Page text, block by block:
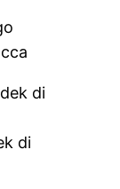
di